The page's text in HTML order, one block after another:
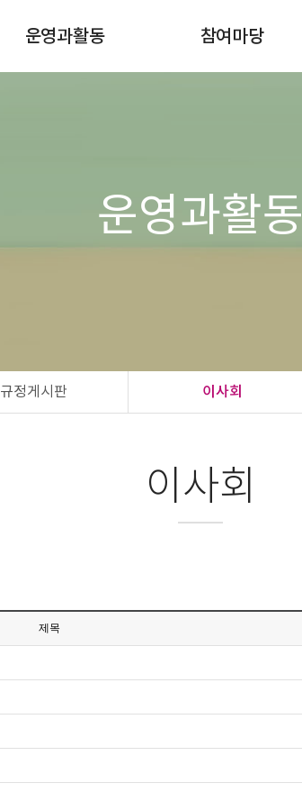
운영과활동
자연드림모임
참여마당
공간대여 신청
운영과활동
규정게시판 이사회
이사회
제목